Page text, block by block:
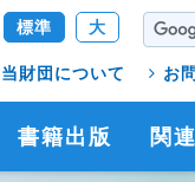
標準 大
当財団について お
書籍出版 関